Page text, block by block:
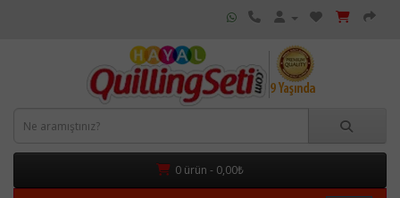
0 ürün - 0,00₺